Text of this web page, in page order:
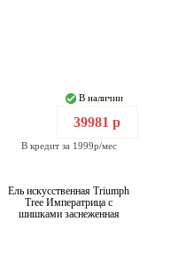
В наличии
39981 р
В кредит за 1999р/мес
Ель искусственная Triumph
Tree Императрица с
шишками заснеженная